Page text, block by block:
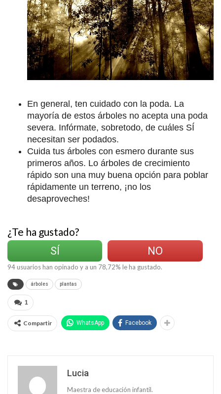
En general, ten cuidado con la poda. La
mayoría de estos árboles no acepta una poda
severa. Infórmate, sobretodo, de cuáles SÍ
necesitan ser podados.
Cuida tus árboles con esmero durante sus
primeros años. Lo árboles de crecimiento
rápido son una muy buena opción para poblar
rápidamente un terreno, ¡no los
desaproveches!
¿Te ha gustado?
SÍ
NO
94usuarios han opinado y a un 78,72% le ha gustado.
árboles plantas
1
Compartir WhatsApp Facebook
Lucia
Maestra de educación infantil.